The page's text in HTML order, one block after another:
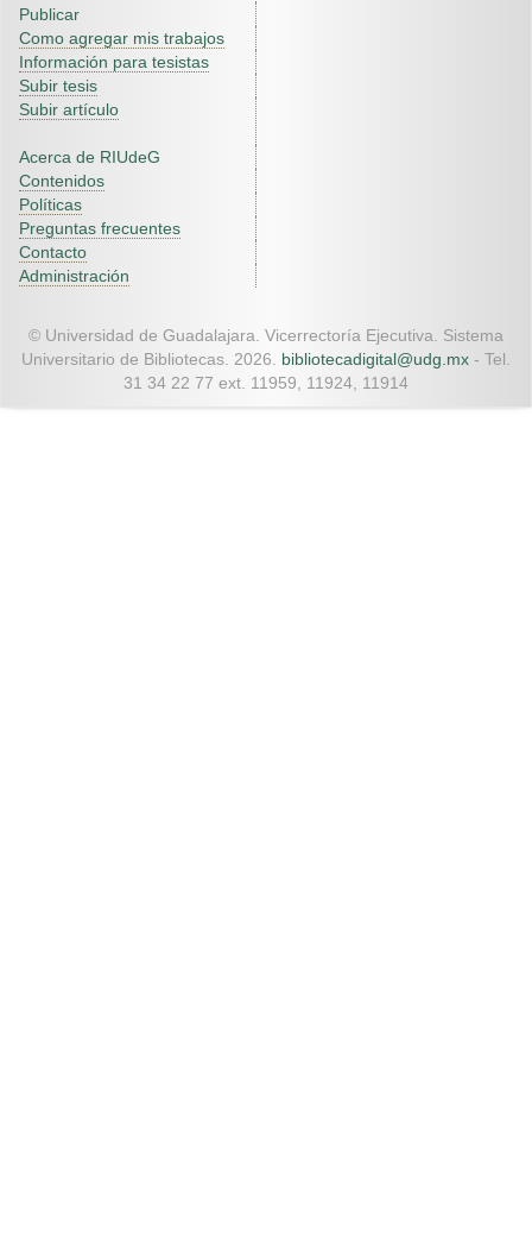
Publicar
Como agregar mis trabajos
Información para tesistas
Subir tesis
Subir artículo
Acerca de RIUdeG
Contenidos
Políticas
Preguntas frecuentes
Contacto
Administración
© Universidad de Guadalajara. Vicerrectoría Ejecutiva. Sistema
Universitario de Bibliotecas. 2026. bibliotecadigital@udg.mx - Tel.
31 34 22 77 ext. 11959, 11924, 11914